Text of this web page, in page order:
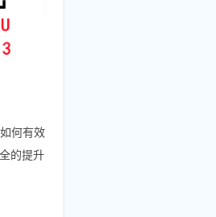
何有效
的提升